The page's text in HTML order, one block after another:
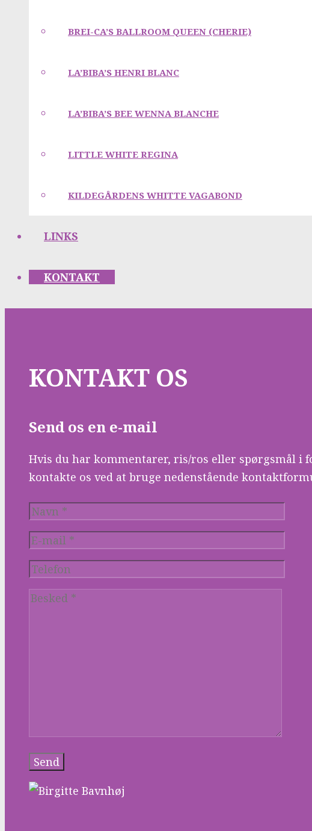
BREI-CA’S BALLROOM QUEEN (CHERIE)
LA’BIBA’S HENRI BLANC
LA’BIBA’S BEE WENNA BLANCHE
LITTLE WHITE REGINA
KILDEGÅRDENS WHITTE VAGABOND
LINKS
KONTAKT
KONTAKT OS
Send os en e-mail
Hvis du har kommentarer, ris/ros eller spørgsmål i
kontakte os ved at bruge nedenstående
Please leave this field empty.